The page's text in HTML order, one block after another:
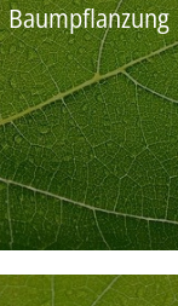
Baumpflanzung